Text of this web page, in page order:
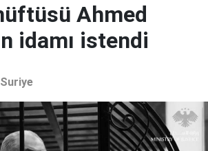
Ahmed
idamı istendi
Suriye